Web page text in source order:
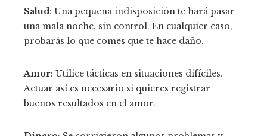
Salud: Una pequeña indisposición te hará pasar
una mala noche, sin control. En cualquier caso,
probarás lo que comes que te hace daño.
Amor: Utilice tácticas en situaciones difíciles.
Actuar así es necesario si quieres registrar
buenos resultados en el amor.